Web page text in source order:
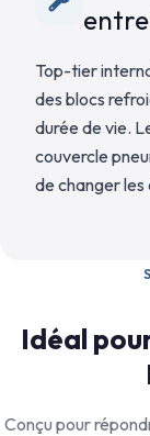
Top-tier
des blocs
durée de vie.
couvercle
de changer les
Idéal
Conçu pour